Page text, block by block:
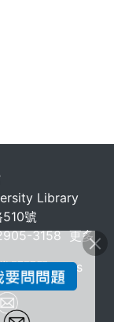
Library
號
3158更多
問問題 FAQs